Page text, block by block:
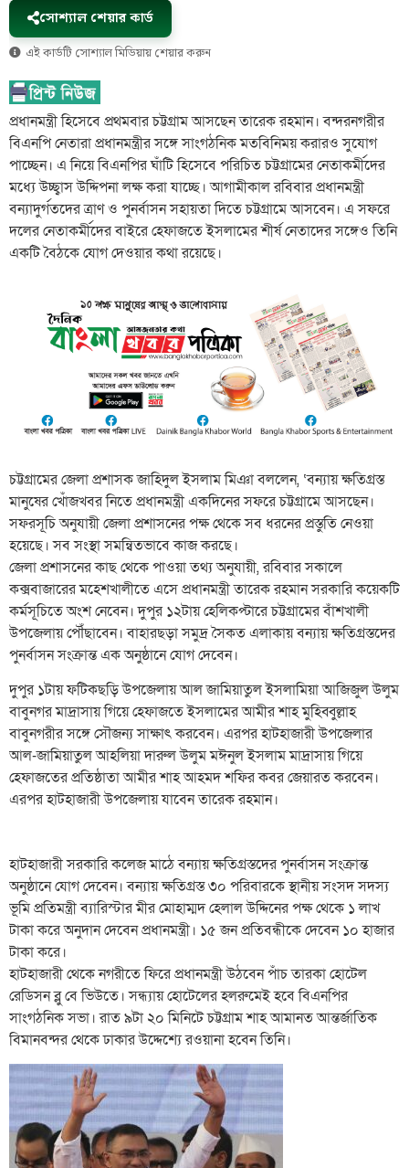
সোশ্যাল শেয়ার কার্ড
এই কার্ডটি সোশ্যাল মিডিয়ায় শেয়ার করুন
প্রধানমন্ত্রী হিসেবে প্রথমবার চট্টগ্রাম আসছেন তারেক রহমান। বন্দরনগরীর
বিএনপি নেতারা প্রধানমন্ত্রীর সঙ্গে সাংগঠনিক মতবিনিময় করারও সুযোগ
পাচ্ছেন। এ নিয়ে বিএনপির ঘাঁটি হিসেবে পরিচিত চট্টগ্রামের নেতাকর্মীদের
মধ্যে উচ্ছ্বাস উদ্দিপনা লক্ষ করা যাচ্ছে। আগামীকাল রবিবার প্রধানমন্ত্রী
বন্যাদুর্গতদের ত্রাণ ও পুনর্বাসন সহায়তা দিতে চট্টগ্রামে আসবেন। এ সফরে
দলের নেতাকর্মীদের বাইরে হেফাজতে ইসলামের শীর্ষ নেতাদের সঙ্গেও তিনি
একটি বৈঠকে যোগ দেওয়ার কথা রয়েছে।
চট্টগ্রামের জেলা প্রশাসক জাহিদুল ইসলাম মিঞা বললেন, ‘বন্যায় ক্ষতিগ্রস্ত
মানুষের খোঁজখবর নিতে প্রধানমন্ত্রী একদিনের সফরে চট্টগ্রামে আসছেন।
সফরসূচি অনুযায়ী জেলা প্রশাসনের পক্ষ থেকে সব ধরনের প্রস্তুতি নেওয়া
হয়েছে। সব সংস্থা সমন্বিতভাবে কাজ করছে।
জেলা প্রশাসনের কাছ থেকে পাওয়া তথ্য অনুযায়ী, রবিবার সকালে
কক্সবাজারের মহেশখালীতে এসে প্রধানমন্ত্রী তারেক রহমান সরকারি কয়েকটি
কর্মসূচিতে অংশ নেবেন। দুপুর ১২টায় হেলিকপ্টারে চট্টগ্রামের বাঁশখালী
উপজেলায় পৌঁছাবেন। বাহারছড়া সমুদ্র সৈকত এলাকায় বন্যায় ক্ষতিগ্রস্তদের
পুনর্বাসন সংক্রান্ত এক অনুষ্ঠানে যোগ দেবেন।
দুপুর ১টায় ফটিকছড়ি উপজেলায় আল জামিয়াতুল ইসলামিয়া আজিজুল উলুম
বাবুনগর মাদ্রাসায় গিয়ে হেফাজতে ইসলামের আমীর শাহ মুহিব্বুল্লাহ
বাবুনগরীর সঙ্গে সৌজন্য সাক্ষাৎ করবেন। এরপর হাটহাজারী উপজেলার
আল-জামিয়াতুল আহলিয়া দারুল উলুম মঈনুল ইসলাম মাদ্রাসায় গিয়ে
হেফাজতের প্রতিষ্ঠাতা আমীর শাহ আহমদ শফির কবর জেয়ারত করবেন।
এরপর হাটহাজারী উপজেলায় যাবেন তারেক রহমান।
হাটহাজারী সরকারি কলেজ মাঠে বন্যায় ক্ষতিগ্রস্তদের পুনর্বাসন সংক্রান্ত
অনুষ্ঠানে যোগ দেবেন। বন্যায় ক্ষতিগ্রস্ত ৩০ পরিবারকে স্থানীয় সংসদ সদস্য
ভূমি প্রতিমন্ত্রী ব্যারিস্টার মীর মোহাম্মদ হেলাল উদ্দিনের পক্ষ থেকে ১ লাখ
টাকা করে অনুদান দেবেন প্রধানমন্ত্রী। ১৫ জন প্রতিবন্ধীকে দেবেন ১০ হাজার
টাকা করে।
হাটহাজারী থেকে নগরীতে ফিরে প্রধানমন্ত্রী উঠবেন পাঁচ তারকা হোটেল
রেডিসন ব্লু বে ভিউতে। সন্ধ্যায় হোটেলের হলরুমেই হবে বিএনপির
সাংগঠনিক সভা। রাত ৯টা ২০ মিনিটে চট্টগ্রাম শাহ আমানত আন্তর্জাতিক
বিমানবন্দর থেকে ঢাকার উদ্দেশ্যে রওয়ানা হবেন তিনি।